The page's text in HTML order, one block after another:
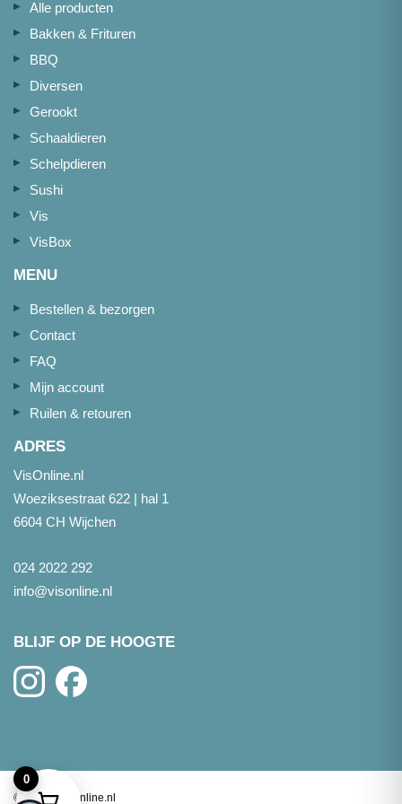
Alle producten
Bakken & Frituren
BBQ
Diversen
Gerookt
Schaaldieren
Schelpdieren
Sushi
Vis
VisBox
MENU
Bestellen & bezorgen
Contact
FAQ
Mijn account
Ruilen & retouren
ADRES
VisOnline.nl
Woeziksestraat 622 | hal 1
6604 CH Wijchen
024 2022 292
info@visonline.nl
BLIJF OP DE HOOGTE
©2026- Visonline.nl
0